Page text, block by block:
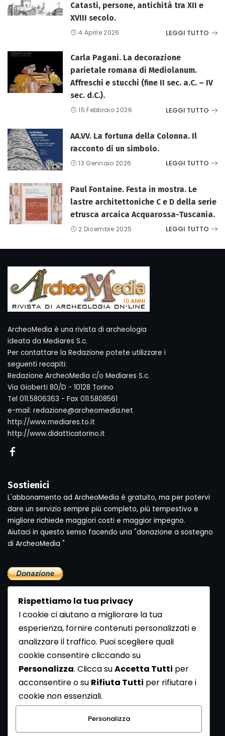
Catasti, persone, antichità tra XII e
XVIII secolo.
4 Aprile 2026 LEGGI TUTTO
Carla Pagani. La decorazione
parietale romana di Mediolanum.
Affreschi e stucchi (fine II sec. a.C. – IV
sec. d.C.).
15 Febbraio 2026 LEGGI TUTTO
AA.VV. La fortuna della Colonna. Il
racconto di un simbolo.
13 Gennaio 2026 LEGGI TUTTO
Paul Fontaine. Festa in mostra. Le
lastre architettoniche C e D della serie
etrusca arcaica Acquarossa-Tuscania.
2 Dicembre 2025 LEGGI TUTTO
ArcheoMedia è una rivista di archeologia
ideata da Mediares S.c.
Per contattare la Redazione potete utilizzare i
seguenti recapiti:
Redazione ArcheoMedia c/o Mediares S.c.
Via Gioberti 80/D - 10128 Torino
Tel 011.5806363 - Fax 011.5808561
e-mail: redazione@archeomedia.net
http://www.mediares.to.it
http://www.didatticatorino.it
Sostienici
L'abbonamento ad ArcheoMedia è gratuito, ma per potervi
dare un servizio sempre più completo, più tempestivo e
migliore richiede maggiori costi e maggior impegno.
Aiutaci in questo senso facendo una "donazione a sostegno
di ArcheoMedia "
Newsletter
Se vuoi ricevere la Rivista gratuita di archeologia realizzata
dalla Redazione di ArcheoMedia iscriviti alla nostra
Newsletter [Clicca Qui]
Con l'invio del messaggio l'utente dichiara di aver letto
l’informativa sulla privacy e di acconsentire al trattamento
dei propri dati personali.
Rispettiamo la tua privacy
I cookie ci aiutano a migliorare la tua
esperienza, fornire contenuti personalizzati e
analizzare il traffico. Puoi scegliere quali
cookie consentire cliccando su
Personalizza. Clicca suAccetta Tutti per
acconsentire o su Rifiuta Tutti per rifiutare i
cookie non essenziali.
Personalizza